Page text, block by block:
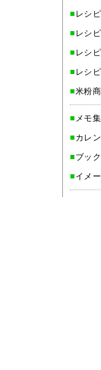
■レシ
■レシ
■レシ
■レシ
■米粉
■ メモ集
■カレ
■ブッ
■イメ